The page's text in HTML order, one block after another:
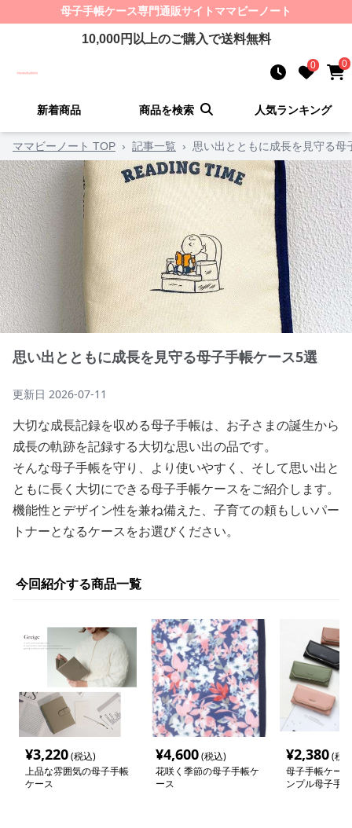
母子手帳ケース専門通販サイト ママビーノート
10,000円以上のご購入で送料無料
0 0
新着商品 商品を検索 人気ランキング
ママビーノート TOP › 記事一覧 › 思い出とともに成長を見守る母
思い出とともに成長を見守る母子手帳ケース5選
更新日 2026-07-11
大切な成長記録を収める母子手帳は、お子さまの誕生から
成長の軌跡を記録する大切な思い出の品です。
そんな母子手帳を守り、より使いやすく、そして思い出と
ともに長く大切にできる母子手帳ケースをご紹介します。
機能性とデザイン性を兼ね備えた、子育ての頼もしいパー
トナーとなるケースをお選びください。
今回紹介する商品一覧
¥3,220(税込)
上品な雰囲気の母子手帳
ケース
¥4,600(税込)
花咲く季節の母子手帳ケ
ース
¥2,380(税
母子手帳ケー
ンプル母子手